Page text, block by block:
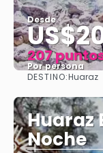
Desde
207
Por persona
DESTINO:Huaraz
Huaraz
Noche